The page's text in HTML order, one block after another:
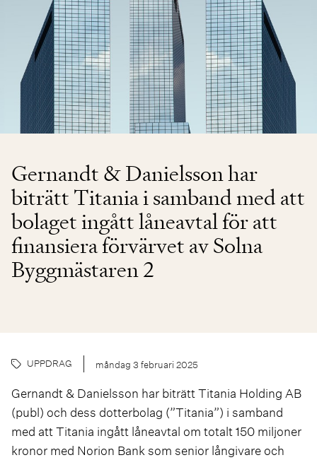
Gernandt & Danielsson har
biträtt Titania i samband med att
bolaget ingått låneavtal för att
finansiera förvärvet av Solna
Byggmästaren 2
UPPDRAG måndag 3 februari 2025
Gernandt & Danielsson har biträtt Titania Holding AB
(publ) och dess dotterbolag (”Titania”) i samband
med att Titania ingått låneavtal om totalt 150 miljoner
kronor med Norion Bank som senior långivare och